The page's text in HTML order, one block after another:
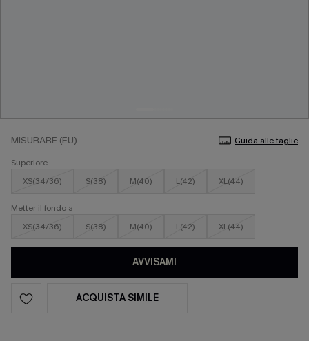
MISURARE (EU)
Guida alle taglie
Superiore
XS(34/36)
S(38) M(40) L(42) XL(44)
Metter il fondo a
XS(34/36)
S(38) M(40) L(42) XL(44)
AVVISAMI
ACQUISTA SIMILE